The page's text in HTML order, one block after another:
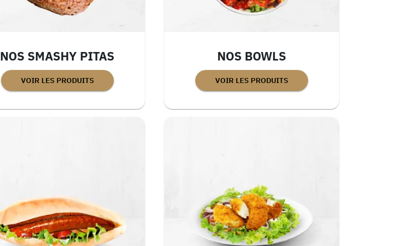
NOS SMASHY PITAS
VOIR LES PRODUITS
NOS BOWLS
VOIR LES PRODUITS